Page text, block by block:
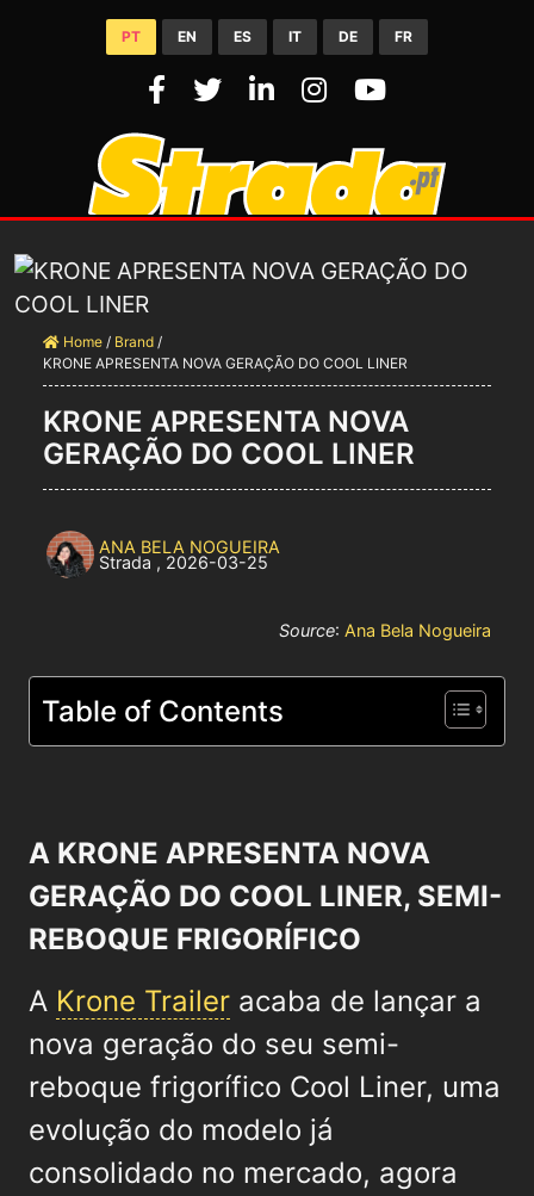
PT EN ES IT DE FR
Home / Brand /
KRONE APRESENTA NOVA GERAÇÃO DO COOL LINER
KRONE APRESENTA NOVA
GERAÇÃO DO COOL LINER
ANA BELA NOGUEIRA
Strada , 2026-03-25
Source: Ana Bela Nogueira
Table of Contents
A KRONE APRESENTA NOVA
GERAÇÃO DO COOL LINER, SEMI-
REBOQUE FRIGORÍFICO
A Krone Trailer acaba de lançar a
nova geração do seu semi-
reboque frigorífico Cool Liner, uma
evolução do modelo já
consolidado no mercado, agora